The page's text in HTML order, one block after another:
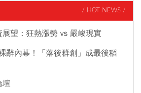
/ HOT NEWS /
望：狂熱漲勢 vs 嚴峻現實
辭內幕！「落後群創」成最後稻
壇